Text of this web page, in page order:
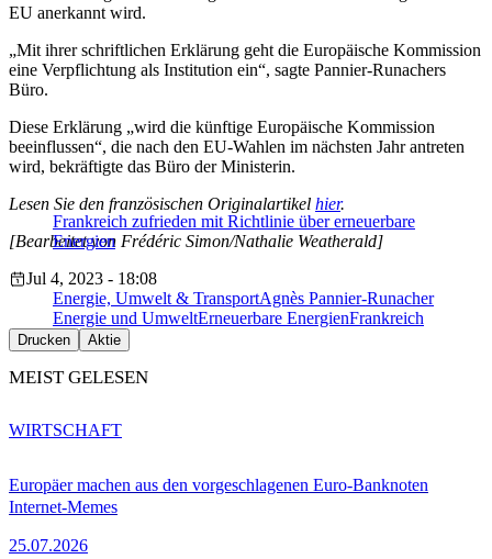
EU anerkannt wird.
„Mit ihrer schriftlichen Erklärung geht die Europäische Kommission
eine Verpflichtung als Institution ein“, sagte Pannier-Runachers
Büro.
Diese Erklärung „wird die künftige Europäische Kommission
beeinflussen“, die nach den EU-Wahlen im nächsten Jahr antreten
wird, bekräftigte das Büro der Ministerin.
Frankreich zufrieden mit Richtlinie über erneuerbare
Energien
Lesen Sie den französischen Originalartikel hier.
[Bearbeitet von Frédéric Simon/Nathalie Weatherald]
Jul 4, 2023 - 18:08
Energie, Umwelt & TransportAgnès Pannier-Runacher
Energie und UmweltErneuerbare EnergienFrankreich
Drucken Aktie
MEIST GELESEN
Europäer machen aus den vorgeschlagenen Euro-Banknoten
Internet-Memes
25.07.2026
WIRTSCHAFT